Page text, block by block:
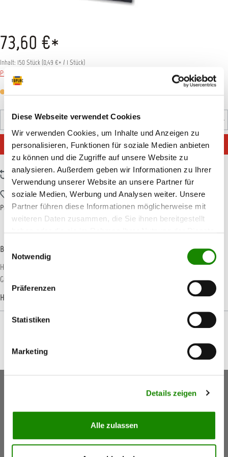
Diese Webseite verwendet Cookies
Wir verwenden Cookies, um Inhalte und Anzeigen zu
personalisieren, Funktionen für soziale Medien anbieten
zu können und die Zugriffe auf unsere Website zu
analysieren. Außerdem geben wir Informationen zu Ihrer
Verwendung unserer Website an unsere Partner für
soziale Medien, Werbung und Analysen weiter. Unsere
Partner führen diese Informationen möglicherweise mit
weiteren Daten zusammen, die Sie ihnen bereitgestellt
Notwendig
Präferenzen
Statistiken
Marketing
Details zeigen
Alle zulassen
73,60 €*
Inhalt: 150 Stück(0,49 €* / 1 Stück)
Preise inkl. MwSt. zzgl. Versandkosten
Produkt Anzahl: Gib den gewünschten Wert ein oder
IN DEN WARENKORB
Zum Vergleich hinzufügen
Zum Merkzettel hinzufügen
Produktnummer:C41203126
Beschreibung
Horn &amp; Bauer Müllsack 120 Liter auf der Rolle Inhalt: 150 Stück pro Karton
Größe: 700 x 1100 mm / 120 l Folienstärke: 55…
Hersteller-Informationen
Keine Aktionen, Angebote & Informationen mehr
5,50 €(Inkl. Mwst.)Gutschein